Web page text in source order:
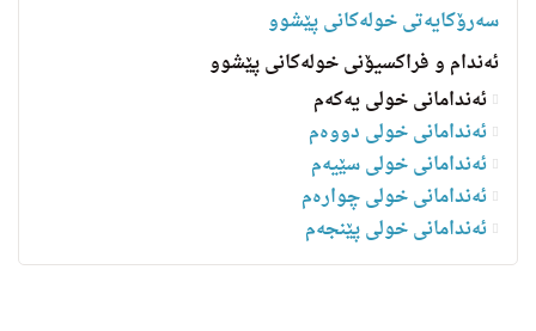
سه‌رۆكایه‌تی خولەکانی پێشوو
ئەندام و فراکسیۆنی خولەکانی پێشوو
ئەندامانی خولی یەکەم
ئەندامانی خولی دووەم
ئەندامانی خولی سێیەم
ئەندامانی خولی چوارەم
ئه‌ندامانی خولی پێنجەم